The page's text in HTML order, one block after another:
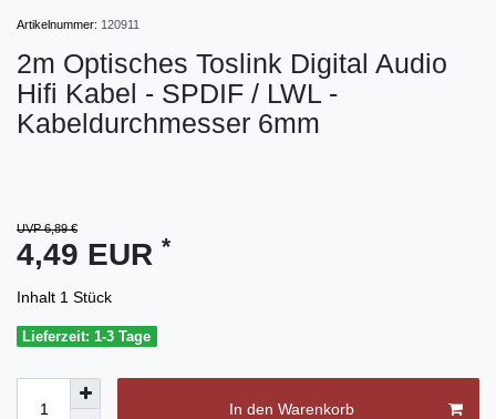
Artikelnummer: 120911
2m Optisches Toslink Digital Audio
Hifi Kabel - SPDIF / LWL -
Kabeldurchmesser 6mm
UVP 6,89 €
4,49 EUR *
Inhalt 1 Stück
Lieferzeit: 1-3 Tage
In den Warenkorb